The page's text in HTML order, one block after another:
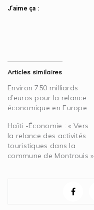
J’aime ça :
Articles similaires
Environ 750 milliards
d’euros pour la relance
économique en Europe
Haïti -Économie : « Vers
la relance des activités
touristiques dans la
commune de Montrouis »